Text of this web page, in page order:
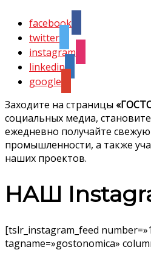
facebook
twitter
instagram
linkedin
google
Заходите на страницы
социальных медиа,
ежедневно получайте
промышленности, а также
наших проектов.
НАШ
[tslr_instagram_feed
tagname=»gostonomica»